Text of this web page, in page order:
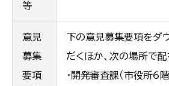
等
意見
募集
要項
下の意見募集要項をダ
だくほか、次の場所で配
・開発審査課（市役所6階